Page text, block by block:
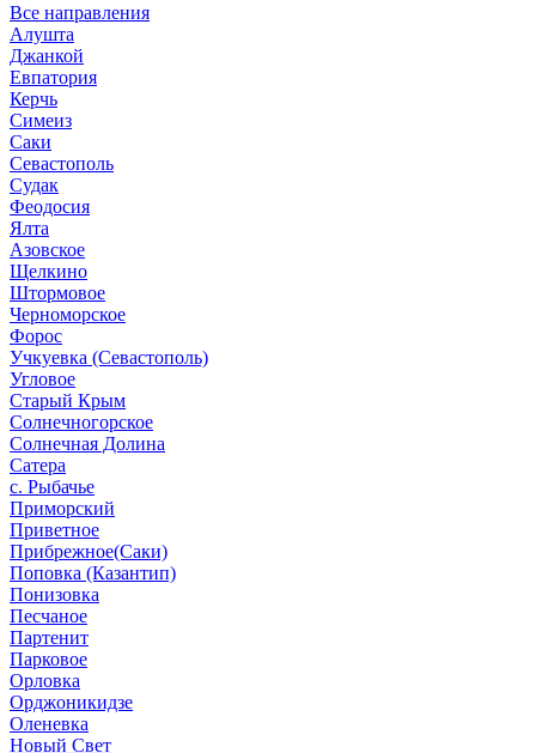
Все направления
Алушта
Джанкой
Евпатория
Керчь
Симеиз
Саки
Севастополь
Судак
Феодосия
Ялта
Азовское
Щелкино
Штормовое
Черноморское
Форос
Учкуевка (Севастополь)
Угловое
Старый Крым
Солнечногорское
Солнечная Долина
Сатера
с. Рыбачье
Приморский
Приветное
Прибрежное(Саки)
Поповка (Казантип)
Понизовка
Песчаное
Партенит
Парковое
Орловка
Орджоникидзе
Оленевка
Новый Свет